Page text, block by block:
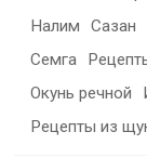
Налим
Сазан
Семга
Окунь речной
Рецепты из